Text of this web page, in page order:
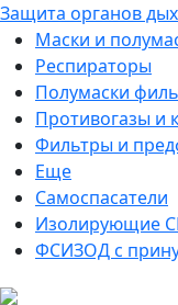
Защита органов
Маски и
Респираторы
Полумаски
Противогазы и
Фильтры и
Еще
Самоспасатели
Изолирующие
ФСИЗОД с